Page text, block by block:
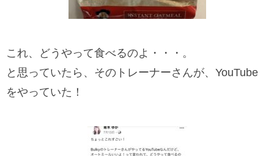
これ、どうやって食べるのよ・・・。
と思っていたら、そのトレーナーさんが、YouTube
をやっていた！